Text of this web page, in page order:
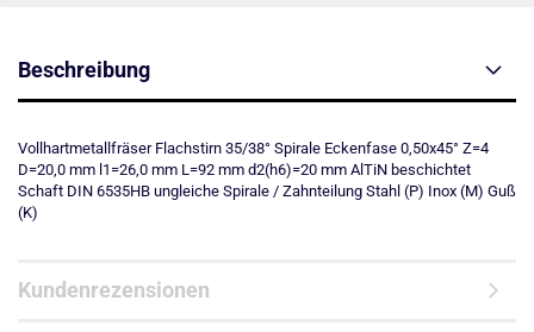
Beschreibung
Vollhartmetallfräser Flachstirn 35/38° Spirale Eckenfase 0,50x45° Z=4
D=20,0 mm l1=26,0 mm L=92 mm d2(h6)=20 mm AlTiN beschichtet
Schaft DIN 6535HB ungleiche Spirale / Zahnteilung Stahl (P) Inox (M) Guß
(K)
Kundenrezensionen